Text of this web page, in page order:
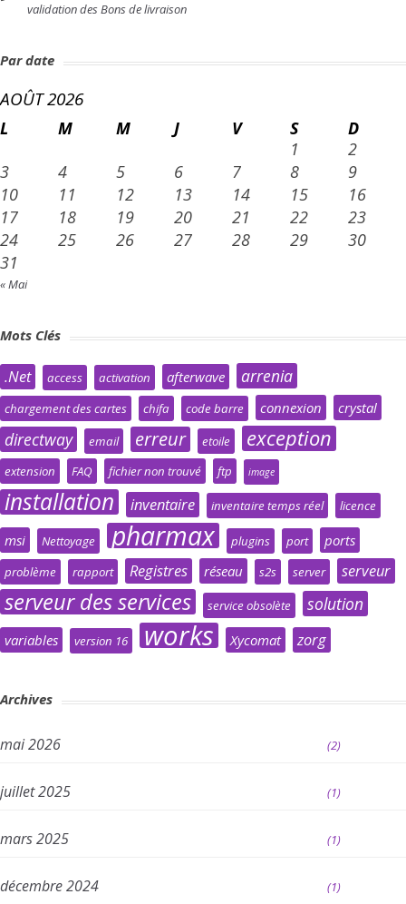
validation des Bons de livraison
Par date
AOÛT 2026
L M M J V S
D
1
2
3
4 5 6 7 8
9
10
11 12 13 14 15
16
17
18 19 20 21 22
23
24
25 26 27 28 29
30
31
« Mai
Mots Clés
.Net access activation afterwave arrenia
chargement des cartes chifa code barre connexion crystal
directway email erreur etoile exception
extension FAQ fichier non trouvé ftp image
installation inventaire inventaire temps réel licence
msi Nettoyage pharmax plugins port ports
problème rapport Registres réseau s2s server serveur
serveur des services service obsolète solution
variables version 16 works Xycomat zorg
Archives
mai 2026 (2)
juillet 2025 (1)
mars 2025 (1)
décembre 2024 (1)